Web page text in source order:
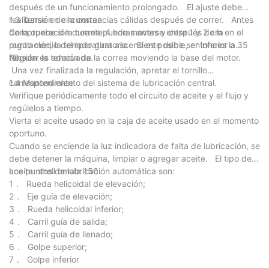
después de un funcionamiento prolongado. El ajuste debe
realizarse en circunstancias cálidas después de correr. Antes
de la operación durante 4 horas antes y después de la
regulación, la temperatura ascendente debe ser inferior a 35
℃.
1.3 Tensión de la correa
Compruebe si la correa puede moverse entre 1 y 2 cm en el
punto medio del lado giratorio. Si es posible, entonces la
tensión es adecuada.
Regular la tensión de la correa moviendo la base del motor.
Una vez finalizada la regulación, apretar el tornillo
correspondiente.
1.4 Mantenimiento del sistema de lubricación central.
Verifique periódicamente todo el circuito de aceite y el flujo y
regúlelos a tiempo.
Vierta el aceite usado en la caja de aceite usado en el momento
oportuno.
Cuando se enciende la luz indicadora de falta de lubricación, se
debe detener la máquina, limpiar o agregar aceite. El tipo de
aceite: shell omala 150.
Los puntos de lubricación automática son:
1． Rueda helicoidal de elevación;
2． Eje guía de elevación;
3． Rueda helicoidal inferior;
4． Carril guía de salida;
5． Carril guía de llenado;
6． Golpe superior;
7． Golpe inferior